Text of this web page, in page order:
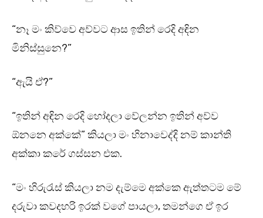
“නෑ මං කිව්වෙ අව්වට ආස ඉතින් රෙදි අඳින
මිනිස්සුනෙ?”
“ඇයි ඒ?”
“ඉතින් අඳින රෙදි හෝදලා වේලන්න ඉතින් අව්ව
ඕනනෙ අක්කේ” කියලා මං හිනාවෙද්දි නම් කාන්ති
අක්කා කරේ ගස්සන එක.
“මං හිරුරැස් කියලා නම දැම්මෙ අක්කෙ ඇත්තටම මේ
දරුවා කවදහරි ඉරක් වගේ පායලා, තමන්ගෙ ඒ ඉර